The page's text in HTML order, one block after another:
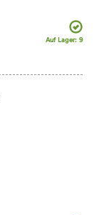
Auf Lager: 9